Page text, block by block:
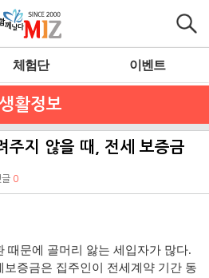
체험단 이벤트
활정보
주지 않을 때, 전세 보증금
글 0
때문에 골머리 앓는 세입자가 많다.
증금은 집주인이 전세계약 기간 동